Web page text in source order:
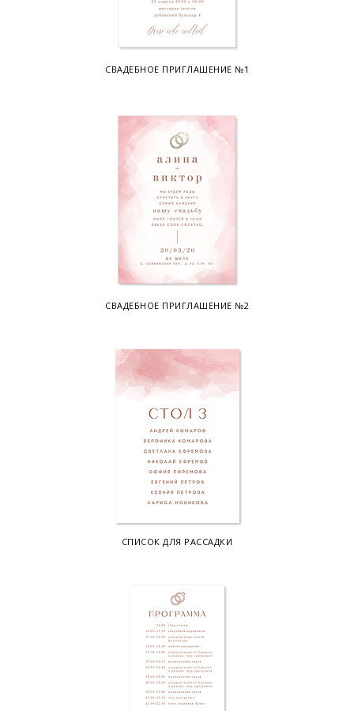
СВАДЕБНОЕ ПРИГЛАШЕНИЕ №1
СВАДЕБНОЕ ПРИГЛАШЕНИЕ №2
СПИСОК ДЛЯ РАССАДКИ